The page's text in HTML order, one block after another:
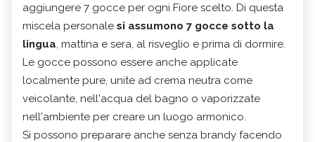
aggiungere 7 gocce per ogni Fiore scelto. Di questa
miscela personale si assumono 7 gocce sotto la
lingua, mattina e sera, al risveglio e prima di dormire.
Le gocce possono essere anche applicate
localmente pure, unite ad crema neutra come
veicolante, nell'acqua del bagno o vaporizzate
nell'ambiente per creare un luogo armonico.
Si possono preparare anche senza brandy facendo